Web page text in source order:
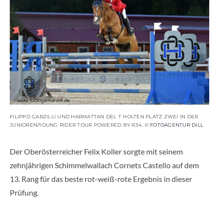
FILIPPO GARZILLI UND HARMATTAN DEL T HOLTEN PLATZ ZWEI IN DER
JUNIOREN/YOUNG RIDER TOUR POWERED BY R34. © FOTOAGENTUR DILL
Der Oberösterreicher Felix Koller sorgte mit seinem
zehnjährigen Schimmelwallach Cornets Castello auf dem
13. Rang für das beste rot-weiß-rote Ergebnis in dieser
Prüfung.